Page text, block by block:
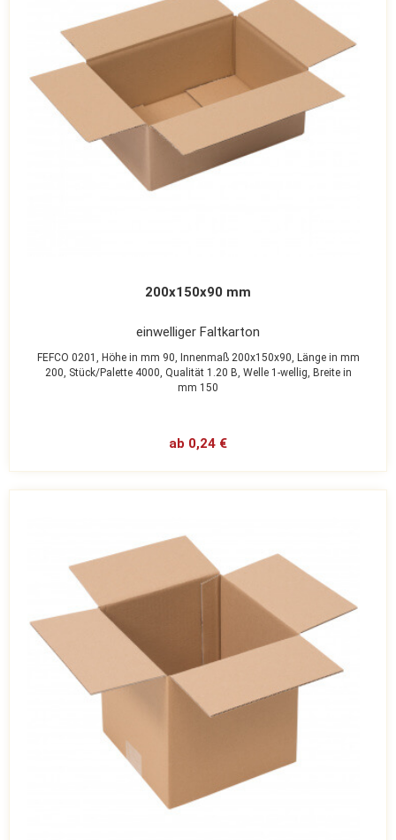
200x150x90 mm
einwelliger Faltkarton
FEFCO 0201, Höhe in mm 90, Innenmaß 200x150x90, Länge in mm
200, Stück/Palette 4000, Qualität 1.20 B, Welle 1-wellig, Breite in
mm 150
ab 0,24 €